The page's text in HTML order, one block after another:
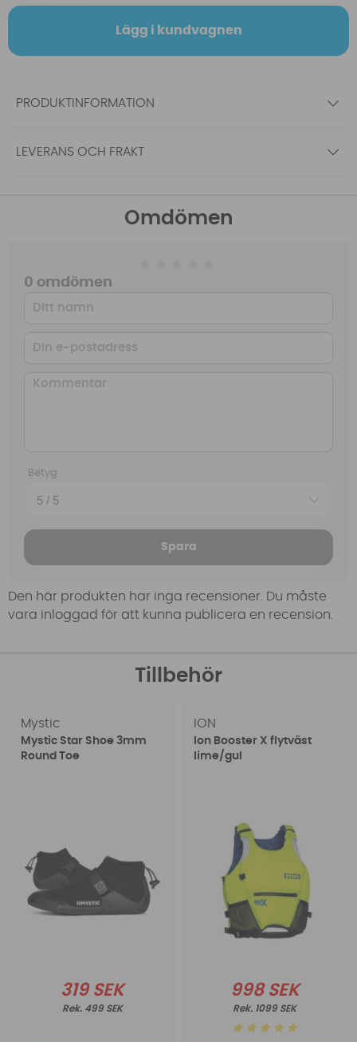
Lägg i kundvagnen
PRODUKTINFORMATION
LEVERANS OCH FRAKT
Omdömen
0 omdömen
Betyg
Spara
Den här produkten har inga recensioner. Du måste
vara inloggad för att kunna publicera en recension.
Tillbehör
Mystic
Mystic Star Shoe 3mm
Round Toe
319 SEK
499 SEK
ION
Ion Booster X flytväst
lime/gul
998 SEK
1099 SEK